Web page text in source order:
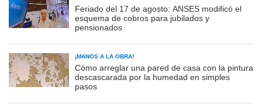
Feriado del 17 de agosto: ANSES modificó el
esquema de cobros para jubilados y
pensionados
¡MANOS A LA OBRA!
Cómo arreglar una pared de casa con la pintura
descascarada por la humedad en simples
pasos